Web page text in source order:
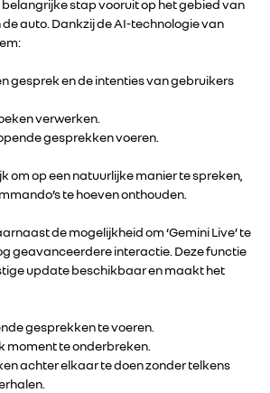
stap vooruit op het gebied van
auto. Dankzij de AI-technologie van
gesprek en de intenties van gebruikers
verwerken.
gesprekken voeren.
om op een natuurlijke manier te spreken,
te hoeven onthouden.
de mogelijkheid om ‘Gemini Live’ te
geavanceerdere interactie. Deze functie
update beschikbaar en maakt het
gesprekken te voeren.
moment te onderbreken.
achter elkaar te doen zonder telkens